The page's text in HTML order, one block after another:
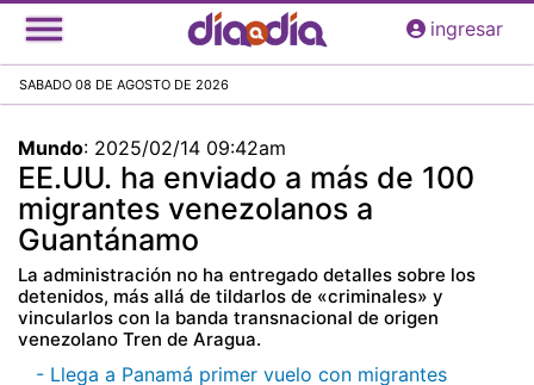
Pasar
al
principal
ingresar
SABADO 08 DE AGOSTO DE 2026
Mundo: 2025/02/14 09:42am
EE.UU. ha enviado a más de 100
migrantes venezolanos a
Guantánamo
La administración no ha entregado detalles sobre los
detenidos, más allá de tildarlos de «criminales» y
vincularlos con la banda transnacional de origen
venezolano Tren de Aragua.
- Llega a Panamá primer vuelo con migrantes